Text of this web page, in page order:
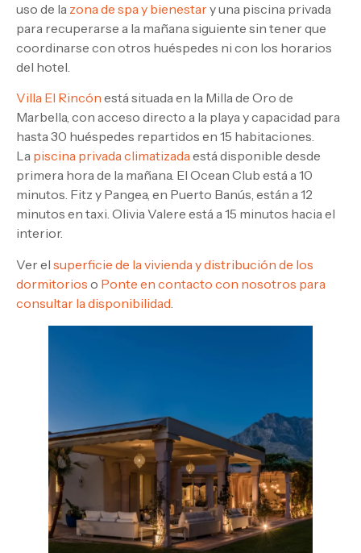
uso de la zona de spa y bienestary una piscina privada
para recuperarse a la mañana siguiente sin tener que
coordinarse con otros huéspedes ni con los horarios
del hotel.
Villa El Rincón está situada en la Milla de Oro de
Marbella, con acceso directo a la playa y capacidad para
hasta 30 huéspedes repartidos en 15 habitaciones.
La piscina privada climatizadaestá disponible desde
primera hora de la mañana. El Ocean Club está a 10
minutos. Fitz y Pangea, en Puerto Banús, están a 12
minutos en taxi. Olivia Valere está a 15 minutos hacia el
interior.
Ver el superficie de la vivienda y distribución de los
dormitorios o Ponte en contacto con nosotros para
consultar la disponibilidad